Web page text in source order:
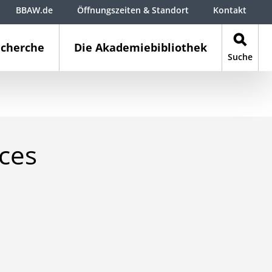
Die Akademiebibliothek
Suche
BBAW.de Öffnungszeiten & Standort Kontakt